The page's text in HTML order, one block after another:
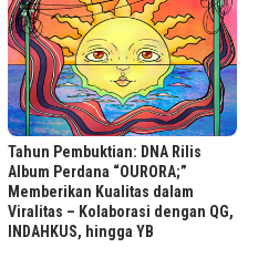
Tahun Pembuktian: DNA Rilis
Album Perdana “OURORA;”
Memberikan Kualitas dalam
Viralitas – Kolaborasi dengan QG,
INDAHKUS, hingga YB